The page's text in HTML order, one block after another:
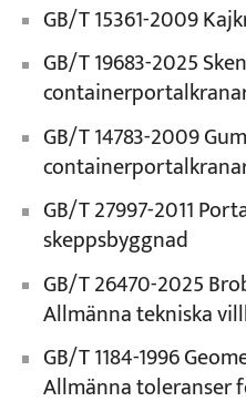
GB/T 15361-2009
GB/T 19683-2025
GB/T 14783-2009
GB/T 27997-2011
skeppsbyggnad
GB/T 26470-2025
Allmänna tekniska
GB/T 1184-1996
Allmänna toleranser